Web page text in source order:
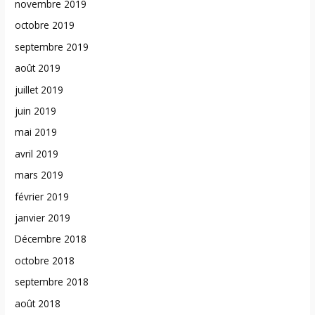
novembre 2019
octobre 2019
septembre 2019
août 2019
juillet 2019
juin 2019
mai 2019
avril 2019
mars 2019
février 2019
janvier 2019
Décembre 2018
octobre 2018
septembre 2018
août 2018